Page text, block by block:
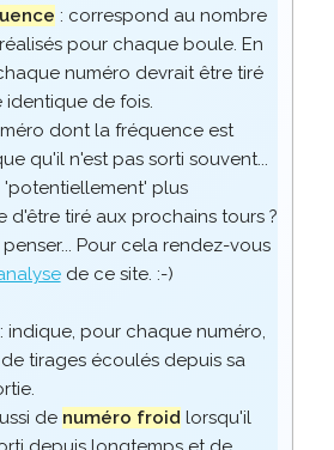
: correspond au nombre
pour chaque boule. En
numéro devrait être tiré
identique de fois.
dont la fréquence est
qu'il n'est pas sorti souvent...
'potentiellement' plus
d'être tiré aux prochains tours ?
Pour cela rendez-vous
de ce site. :-)
indique, pour chaque numéro,
tirages écoulés depuis sa
de numéro froid lorsqu'il